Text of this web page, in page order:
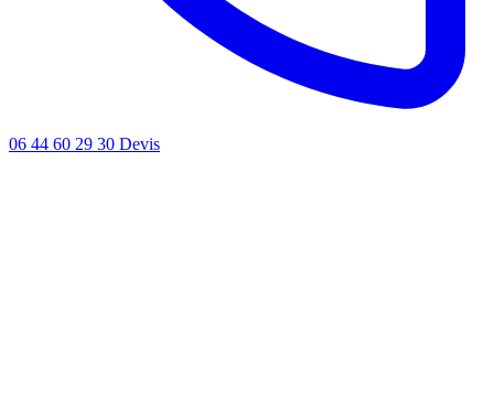
06 44 60 29 30 Devis